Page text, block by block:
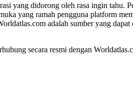
yang didorong oleh rasa ingin tahu.
yang ramah pengguna platform
adalah sumber yang
secara resmi dengan